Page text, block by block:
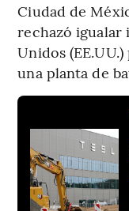
Ciudad de
rechazó igualar
Unidos
una planta de